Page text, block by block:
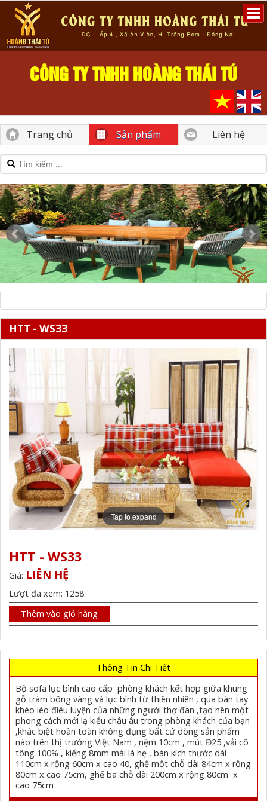
CÔNG TY TNHH HOÀNG THÁI TÚ
Trang chủ Sản phẩm Liên hệ
HTT - WS33
Tap to expand
HTT - WS33
Giá: LIÊN HỆ
Lượt đã xem: 1258
Thêm vào giỏ hàng
Thông Tin Chi Tiết
Bộ sofa lục bình cao cấp phòng khách kết hợp giữa khung
gỗ tràm bông vàng và lục bình từ thiên nhiên , qua bàn tay
khéo léo điêu luyện của những người thợ đan ,tạo nên một
phong cách mới lạ kiểu châu âu trong phòng khách của bạn
,khác biệt hoàn toàn không đụng bất cứ dòng sản phẩm
nào trên thị trường Việt Nam , nệm 10cm , mút Đ25 ,vải cô
tông 100% , kiếng 8mm mài lá hẹ , bàn kích thước dài
110cm x rộng 60cm x cao 40, ghế một chỗ dài 84cm x rộng
80cm x cao 75cm, ghế ba chỗ dài 200cm x rộng 80cm x
cao 75cm